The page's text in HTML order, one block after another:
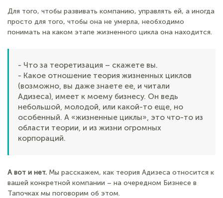
Для того, чтобы развивать компанию, управлять ей, а иногда
просто для того, чтобы она не умерла, необходимо
понимать на каком этапе жизненного цикла она находится.
- Что за теоретизация – скажете вы.
- Какое отношение теория жизненных циклов
(возможно, вы даже знаете ее, и читали
Адизеса), имеет к моему бизнесу. Он ведь
небольшой, молодой, или какой-то еще, но
особенный. А «жизненные циклы», это что-то из
области теории, и из жизни огромных
корпораций.
А вот и нет. Мы расскажем, как теория Адизеса относится к
вашей конкретной компании – на очередном Бизнесе в
Тапочках мы поговорим об этом.